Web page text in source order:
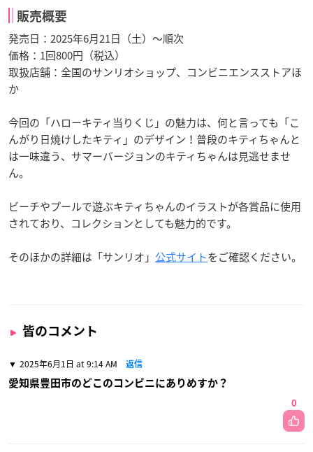
販売概要
発売日：2025年6月21日（土）～順次
価格：1回800円（税込）
取扱店舗：全国のサンリオショップ、コンビニエンスストアほ
か
今回の「ハローキティ当りくじ」の魅力は、何と言っても「こ
んがり日焼けしたキティ」のデザイン！普段のキティちゃんと
は一味違う、サマーバージョンのキティちゃんは見逃せませ
ん。
ビーチやプールで遊ぶキティちゃんのイラストが各賞品に使用
されており、コレクションとしても魅力的です。
そのほかの詳細は「サンリオ」 公式サイトをご確認ください。
皆のコメント
2025年6月1日 at 9:14 AM 返信
愛知県豊田市のどこのコンビニにありめすか？
0